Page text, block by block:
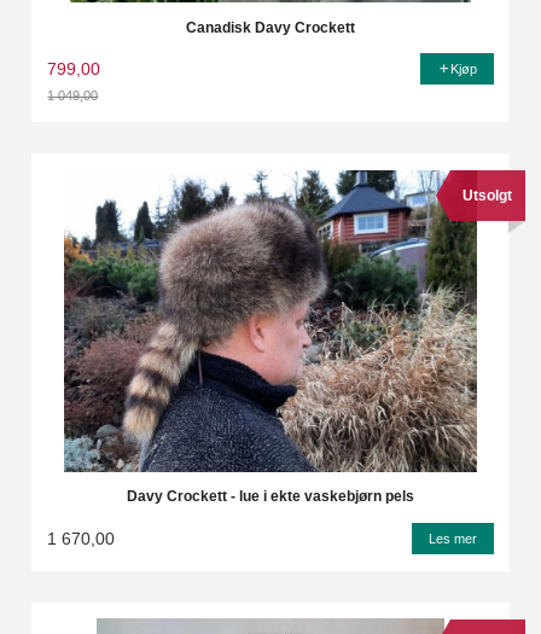
Canadisk Davy Crockett
799,00
1 049,00
Kjøp
Davy Crockett - lue i ekte vaskebjørn pels
Utsolgt
1 670,00 Les mer